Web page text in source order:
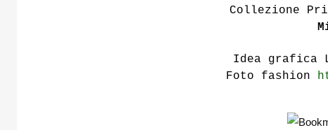
Collezione
Idea grafica
Foto fashion